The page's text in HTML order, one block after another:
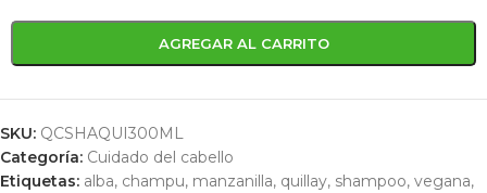
AGREGAR AL CARRITO
SKU: QCSHAQUI300ML
Categoría: Cuidado del cabello
Etiquetas: alba, champu, manzanilla, quillay, shampoo, vegana,